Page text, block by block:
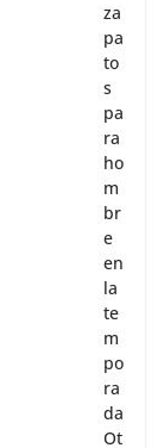
za
pa
to
s
pa
ra
ho
m
br
e
en
la
te
m
po
ra
da
Ot